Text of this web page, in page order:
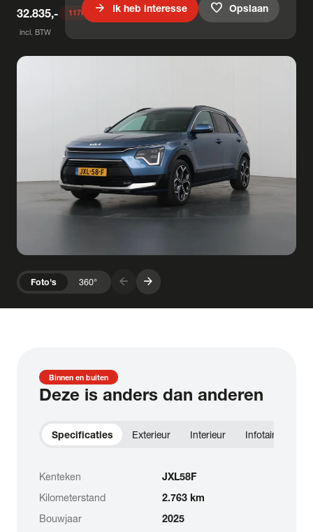
32.835,-
incl. BTW
117keer bekeken
arrow_forward Ik heb interesse favorite Opslaan
Foto's 360° arrow_forward arrow_forward
Binnen en buiten
Deze is anders dan anderen
Specificaties Exterieur Interieur Infotainment
Kenteken
JXL58F
Kilometerstand
2.763 km
Bouwjaar
2025